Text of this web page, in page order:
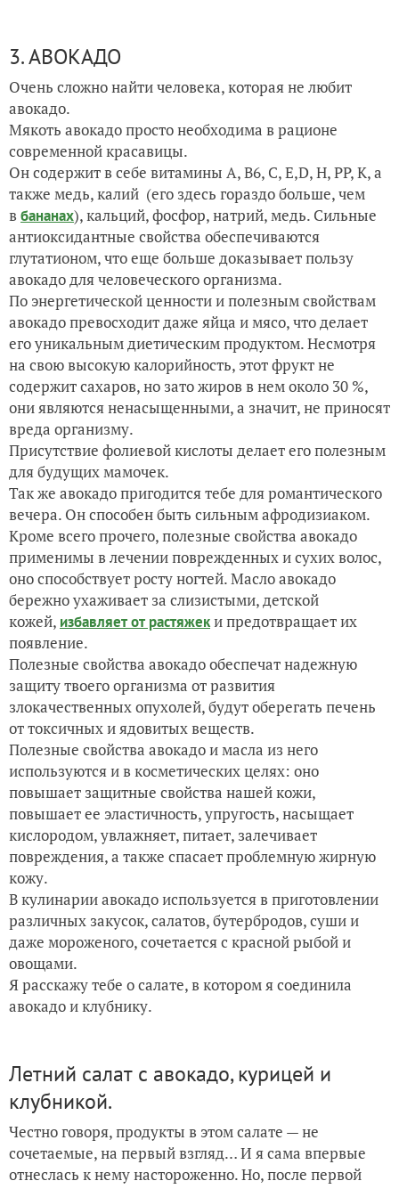
3. АВОКАДО
Очень сложно найти человека, которая не любит
авокадо.
Мякоть авокадо просто необходима в рационе
современной красавицы.
Он содержит в себе витамины A, B6, C, E,D, H, PP, K, а
также медь, калий (его здесь гораздо больше, чем
вбананах), кальций, фосфор, натрий, медь. Сильные
антиоксидантные свойства обеспечиваются
глутатионом, что еще больше доказывает пользу
авокадо для человеческого организма.
По энергетической ценности и полезным свойствам
авокадо превосходит даже яйца и мясо, что делает
его уникальным диетическим продуктом. Несмотря
на свою высокую калорийность, этот фрукт не
содержит сахаров, но зато жиров в нем около 30 %,
они являются ненасыщенными, а значит, не приносят
вреда организму.
Присутствие фолиевой кислоты делает его полезным
для будущих мамочек.
Так же авокадо пригодится тебе для романтического
вечера. Он способен быть сильным афродизиаком.
Кроме всего прочего, полезные свойства авокадо
применимы в лечении поврежденных и сухих волос,
оно способствует росту ногтей. Масло авокадо
бережно ухаживает за слизистыми, детской
кожей, избавляет от растяжеки предотвращает их
появление.
Полезные свойства авокадо обеспечат надежную
защиту твоего организма от развития
злокачественных опухолей, будут оберегать печень
от токсичных и ядовитых веществ.
Полезные свойства авокадо и масла из него
используются и в косметических целях: оно
повышает защитные свойства нашей кожи,
повышает ее эластичность, упругость, насыщает
кислородом, увлажняет, питает, залечивает
повреждения, а также спасает проблемную жирную
кожу.
В кулинарии авокадо используется в приготовлении
различных закусок, салатов, бутербродов, суши и
даже мороженого, сочетается с красной рыбой и
овощами.
Я расскажу тебе о салате, в котором я соединила
авокадо и клубнику.
Летний салат с авокадо, курицей и
клубникой.
Честно говоря, продукты в этом салате — не
сочетаемые, на первый взгляд… И я сама впервые
отнеслась к нему настороженно. Но, после первой